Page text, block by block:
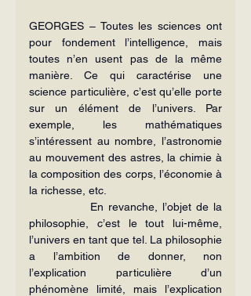
GEORGES – Toutes les sciences ont
pour fondement l’intelligence, mais
toutes n’en usent pas de la même
manière. Ce qui caractérise une
science particulière, c’est qu’elle porte
sur un élément de l’univers. Par
exemple, les mathématiques
s’intéressent au nombre, l’astronomie
au mouvement des astres, la chimie à
la composition des corps, l’économie à
la richesse, etc.
En revanche, l’objet de la
philosophie, c’est le tout lui-même,
l’univers en tant que tel. La philosophie
a l’ambition de donner, non
l’explication particulière d’un
phénomène limité, mais l’explication